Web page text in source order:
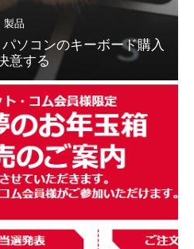
製品
ソコンのキーボード購入
意する